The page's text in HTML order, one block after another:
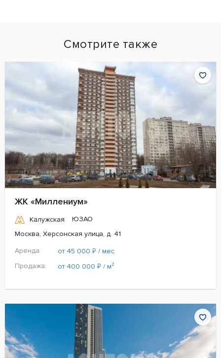
Смотрите также
ЖК «Миллениум»
Калужская
ЮЗАО
Москва, Херсонская улица, д. 41
Аренда:
от 45 000 ₽ / мес.
Продажа:
от 400 000 ₽ / м²